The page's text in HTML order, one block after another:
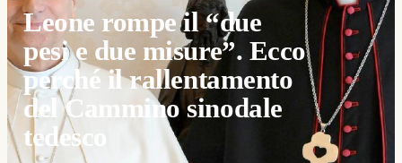
Leone rompe il “due
pesi e due misure”. Ecco
perché il rallentamento
del Cammino sinodale
tedesco